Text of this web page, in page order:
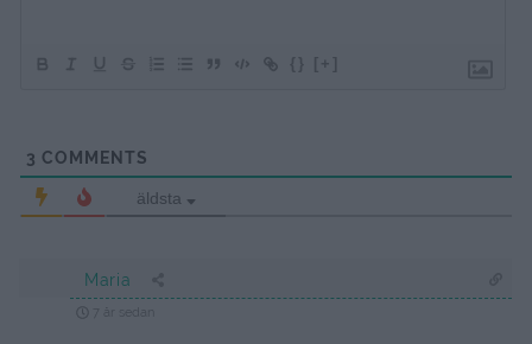
{} [+]
3 COMMENTS
äldsta
Maria